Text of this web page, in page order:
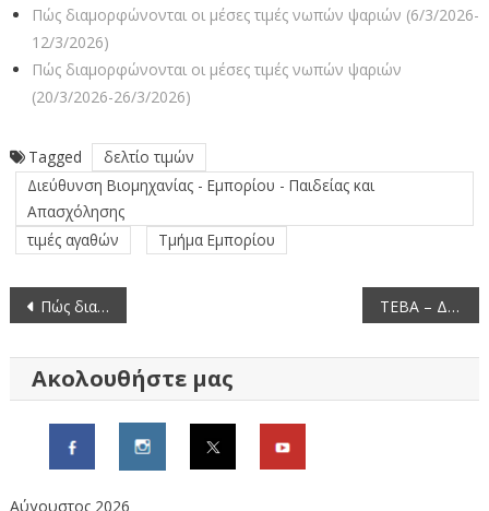
Πώς διαμορφώνονται οι μέσες τιμές νωπών ψαριών (6/3/2026-
12/3/2026)
Πώς διαμορφώνονται οι μέσες τιμές νωπών ψαριών
(20/3/2026-26/3/2026)
Tagged
δελτίο τιμών
Διεύθυνση Βιομηχανίας - Εμπορίου - Παιδείας και
Απασχόλησης
τιμές αγαθών
Τμήμα Εμπορίου
Πλοήγηση
Πώς διαμορφώνονται οι μέσες τιμές οπωροκηπευτικών (15/9/2023-21/9/2023) ΤΕΒΑ – Διανομή τροφίμων στη Δεσκάτη
Ακολουθήστε μας
Αύγουστος 2026